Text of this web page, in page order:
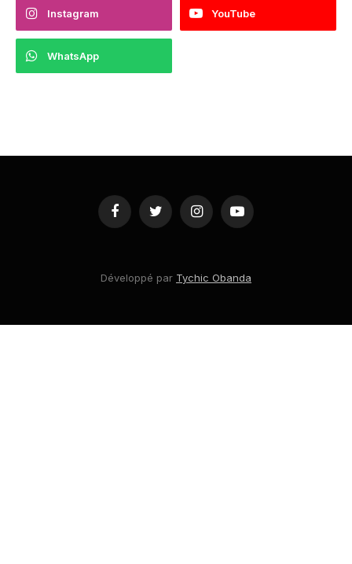
Instagram YouTube
WhatsApp
FacebookTwitter InstagramYouTube
Développé par Tychic Obanda